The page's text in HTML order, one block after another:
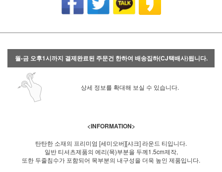
월-금 오후1시까지 결제완료된 주문건 한하여 배송집하(CJ택배사)됩니다.
상세 정보를 확대해 보실 수 있습니다.
<INFORMATION>
탄탄한 소재의 프리미엄 [세미오버][샤크] 라운드 티입니다.
일반 티셔츠제품의 에리(목)부분을 두께1.5cm제작,
또한 두줄침수가 포함되어 목부분의 내구성을 더욱 높인 제품입니다.